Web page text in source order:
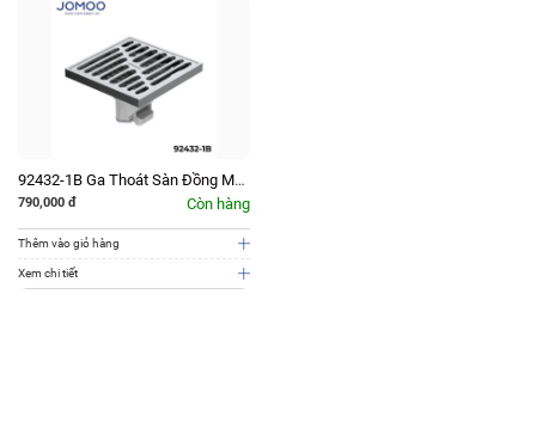
92432-1B Ga Thoát Sàn Đồng Mạ
Crom JOMOO
790,000 đ Còn hàng
Thêm vào giỏ hàng
Xem chi tiết